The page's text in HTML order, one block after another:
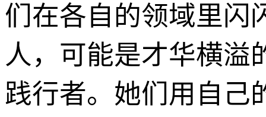
们在各自的领域里闪
人，可能是才华横溢
践行者。她们用自己